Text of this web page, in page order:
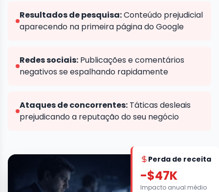
Resultados de pesquisa:Conteúdo prejudicial
aparecendo na primeira página do Google
Redes sociais: Publicações e comentários
negativos se espalhando rapidamente
Ataques de concorrentes: Táticas desleais
prejudicando a reputação do seu negócio
Perda de receita
-$47K
Impacto anual médio